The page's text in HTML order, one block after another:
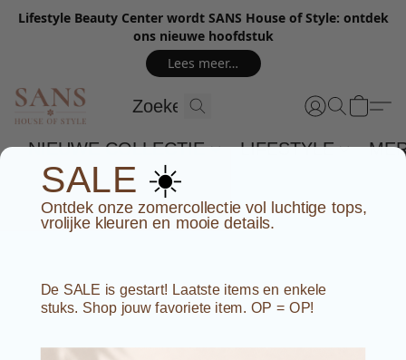
Lifestyle Beauty Center wordt SANS House of Style: ontdek
ons nieuwe hoofdstuk
Lees meer…
NIEUWE COLLECTIE LIFESTYLE
SALE ☀️
Ontdek onze zomercollectie vol luchtige tops,
vrolijke kleuren en mooie details.
De SALE is gestart! Laatste items en enkele
stuks. Shop jouw favoriete item. OP = OP!